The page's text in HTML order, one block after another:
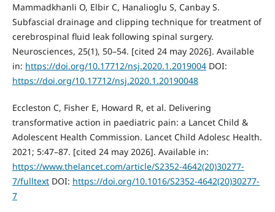
Mammadkhanli O, Elbir C, Hanalioglu S, Canbay S.
Subfascial drainage and clipping technique for treatment of
cerebrospinal fluid leak following spinal surgery.
Neurosciences, 25(1), 50–54. [cited 24 may 2026]. Available
in: https://doi.org/10.17712/nsj.2020.1.2019004DOI:
https://doi.org/10.17712/nsj.2020.1.20190048
Eccleston C, Fisher E, Howard R, et al. Delivering
transformative action in paediatric pain: a Lancet Child &
Adolescent Health Commission. Lancet Child Adolesc Health.
2021; 5:47–87. [cited 24 may 2026]. Available in:
https://www.thelancet.com/article/S2352-4642(20)30277-
7/fulltextDOI: https://doi.org/10.1016/S2352-4642(20)30277-
7